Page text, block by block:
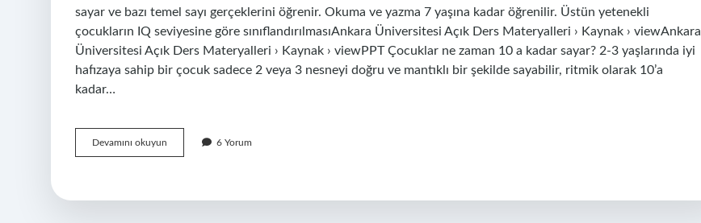
sayar ve bazı temel sayı gerçeklerini öğrenir. Okuma ve yazma 7 yaşına kadar öğrenilir. Üstün yetenekli
çocukların IQ seviyesine göre sınıflandırılmasıAnkara Üniversitesi Açık Ders Materyalleri › Kaynak › viewAnkara
Üniversitesi Açık Ders Materyalleri › Kaynak › viewPPT Çocuklar ne zaman 10 a kadar sayar? 2-3 yaşlarında iyi
hafızaya sahip bir çocuk sadece 2 veya 3 nesneyi doğru ve mantıklı bir şekilde sayabilir, ritmik olarak 10’a
kadar…
Devamını okuyun
Yaşındaki
Kadar
6 Yorum